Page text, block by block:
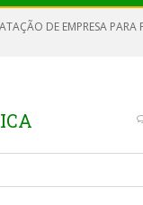
DE EMPRESA PARA